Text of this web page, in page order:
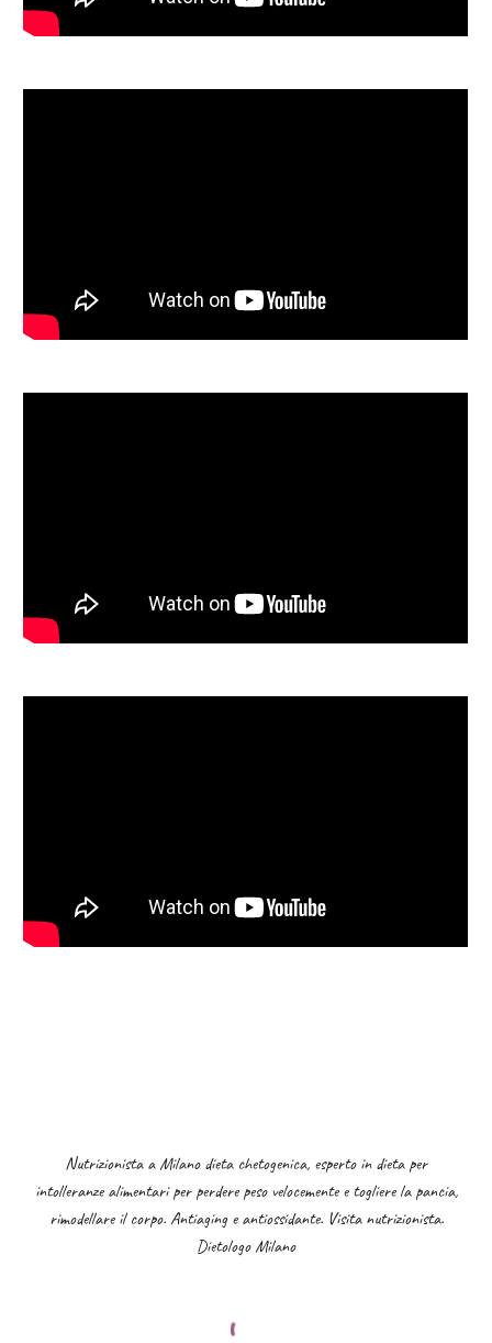
Nutrizionista a Milano dieta chetogenica, esperto in dieta per
intolleranze alimentari per perdere peso velocemente e togliere la pancia,
rimodellare il corpo. Antiaging e antiossidante. Visita nutrizionista.
Dietologo Milano